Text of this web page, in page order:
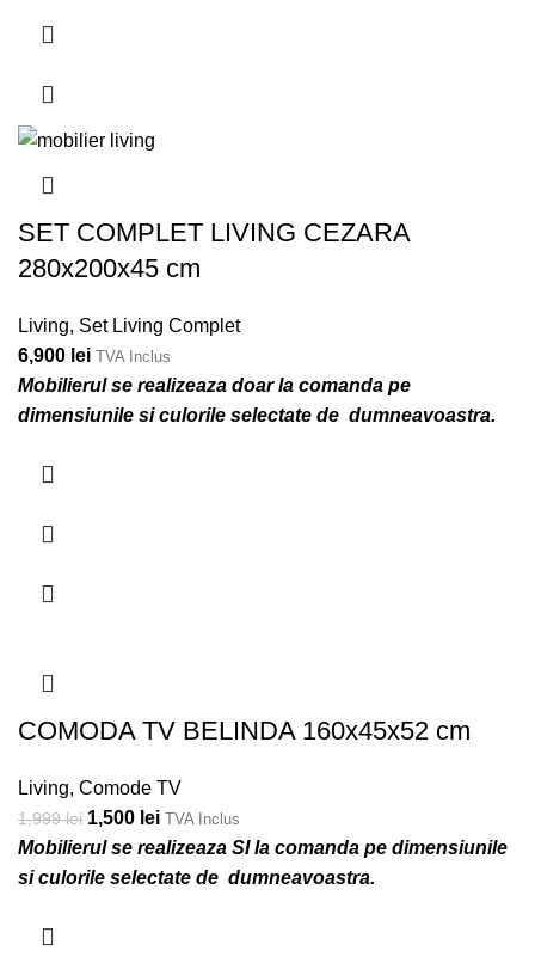
SET COMPLET LIVING CEZARA
280x200x45 cm
Living, Set Living Complet
6,900 lei TVA Inclus
Mobilierul se realizeaza doar la comanda pe
dimensiunile si culorile selectate de dumneavoastra.
COMODA TV BELINDA 160x45x52 cm
Living, Comode TV
1,999lei 1,500 lei TVA Inclus
Mobilierul se realizeaza SI la comanda pe dimensiunile
si culorile selectate de dumneavoastra.